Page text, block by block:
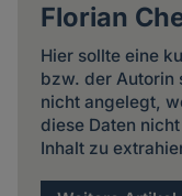
Florian
Hier sollte eine
bzw. der Autorin
nicht angelegt,
diese Daten
Inhalt zu